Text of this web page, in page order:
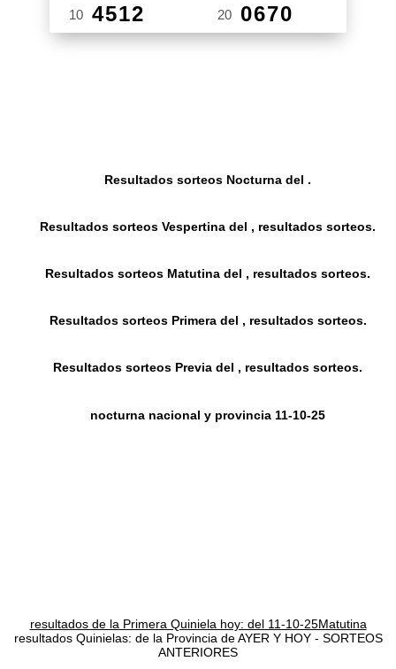
10 4512 20 0670
Resultados sorteos Nocturna del .
Resultados sorteos Vespertina del , resultados sorteos.
Resultados sorteos Matutina del , resultados sorteos.
Resultados sorteos Primera del , resultados sorteos.
Resultados sorteos Previa del , resultados sorteos.
nocturna nacional y provincia 11-10-25
resultados de la Primera Quiniela hoy: del 11-10-25Matutina
resultados Quinielas: de la Provincia de AYER Y HOY - SORTEOS
ANTERIORES